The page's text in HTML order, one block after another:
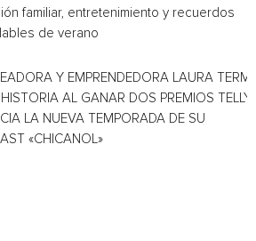
familiar, entretenimiento y recuerdos
de verano
Y EMPRENDEDORA LAURA
HISTORIA AL GANAR DOS PREMIOS TELLY
LA NUEVA TEMPORADA DE SU
«CHICANOL»